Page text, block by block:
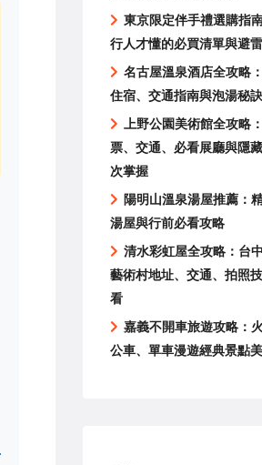
東京限定伴手禮選購指
行人才懂的必買清單與避
名古屋溫泉酒店全攻略
住宿、交通指南與泡湯秘訣
上野公園美術館全攻略
票、交通、必看展廳與隱
次掌握
陽明山溫泉湯屋推薦：
湯屋與行前必看攻略
清水彩虹屋全攻略：台
藝術村地址、交通、拍照
看
嘉義不開車旅遊攻略：火
公車、單車漫遊經典景點